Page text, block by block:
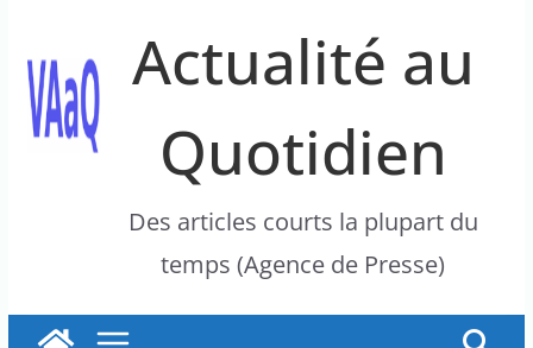
Actualité au
Quotidien
Des articles courts la plupart du
temps (Agence de Presse)